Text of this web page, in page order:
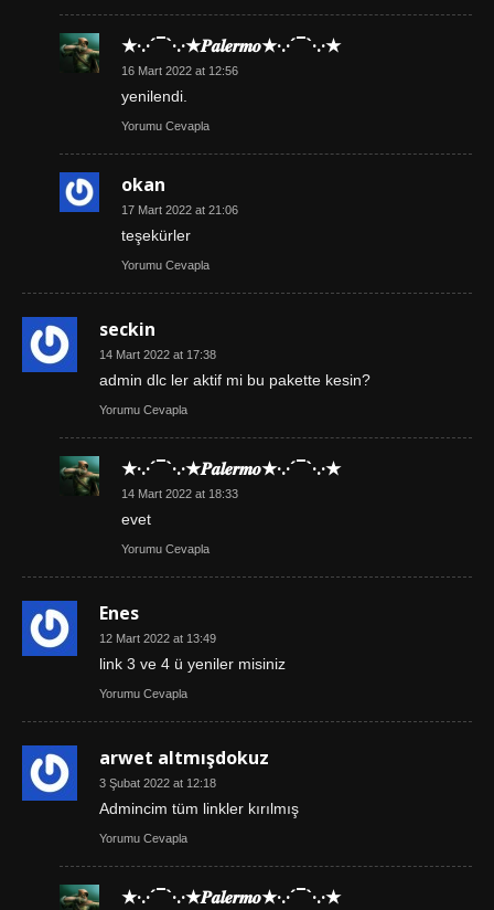
★·.·´¯`·.·★𝑷𝒂𝒍𝒆𝒓𝒎𝒐★·.·´¯`·.·★
16 Mart 2022 at 12:56
yenilendi.
Yorumu Cevapla
okan
17 Mart 2022 at 21:06
teşekürler
Yorumu Cevapla
seckin
14 Mart 2022 at 17:38
admin dlc ler aktif mi bu pakette kesin?
Yorumu Cevapla
★·.·´¯`·.·★𝑷𝒂𝒍𝒆𝒓𝒎𝒐★·.·´¯`·.·★
14 Mart 2022 at 18:33
evet
Yorumu Cevapla
Enes
12 Mart 2022 at 13:49
link 3 ve 4 ü yeniler misiniz
Yorumu Cevapla
arwet altmışdokuz
3 Şubat 2022 at 12:18
Admincim tüm linkler kırılmış
Yorumu Cevapla
★·.·´¯`·.·★𝑷𝒂𝒍𝒆𝒓𝒎𝒐★·.·´¯`·.·★